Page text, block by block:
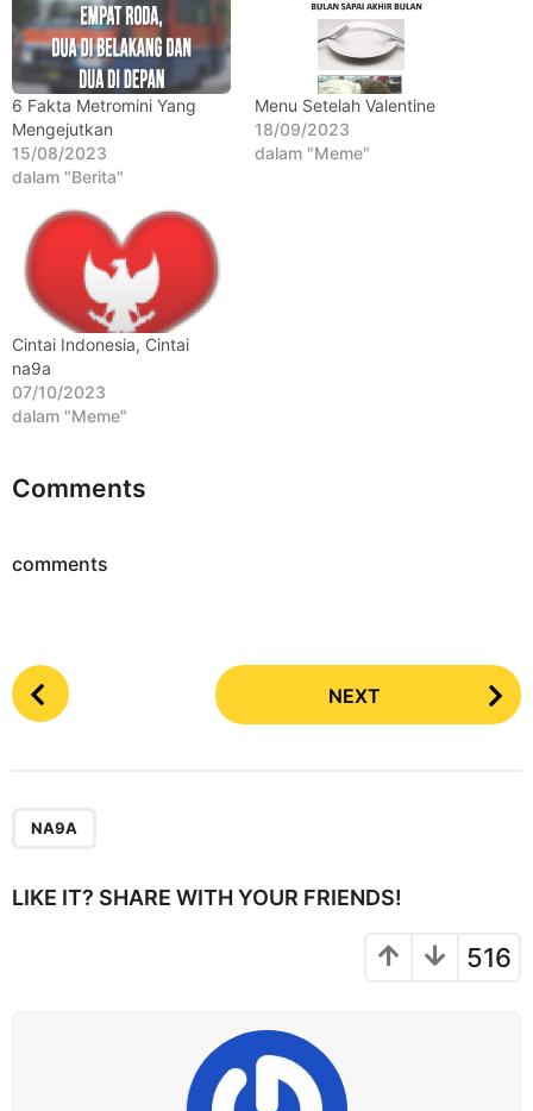
a
h
u
n
a
g
6 Fakta Metromini Yang
Mengejutkan
15/08/2023
dalam "Berita"
Menu Setelah Valentine
18/09/2023
dalam "Meme"
Cintai Indonesia, Cintai
na9a
07/10/2023
dalam "Meme"
Comments
comments
P
o
i
NEXT
NA9A
LIKE IT? SHARE WITH YOUR FRIENDS!
516